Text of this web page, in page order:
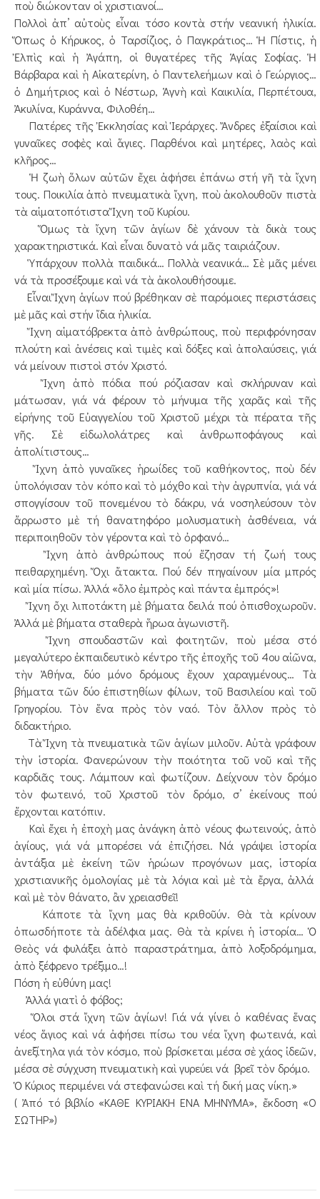
ποὺ διώκονταν οἱ χριστιανοί…
Πολλοὶ ἀπ’ αὐτοὺς εἶναι τόσο κοντὰ στήν νεανική ἡλικία.
Ὅπως ὁ Κήρυκος, ὁ Ταρσίζιος, ὁ Παγκράτιος… Ἡ Πίστις, ἡ
Ἐλπὶς καὶ ἡ Ἀγάπη, οἱ θυγατέρες τῆς Ἁγίας Σοφίας. Ἡ
Βάρβαρα καὶ ἡ Αἰκατερίνη, ὁ Παντελεήμων καὶ ὁ Γεώργιος…
ὁ Δημήτριος καὶ ὁ Νέστωρ, Ἁγνὴ καὶ Καικιλία, Περπέτουα,
Ἀκυλίνα, Κυράννα, Φιλοθέη…
Πατέρες τῆς Ἐκκλησίας καὶ Ἱεράρχες. Ἄνδρες ἐξαίσιοι καὶ
γυναῖκες σοφὲς καὶ ἅγιες. Παρθένοι καὶ μητέρες, λαὸς καὶ
κλῆρος…
Ἡ ζωὴ ὅλων αὐτῶν ἔχει ἀφήσει ἐπάνω στή γῆ τὰ ἴχνη
τους. Ποικιλία ἀπὸ πνευματικὰ ἴχνη, ποὺ ἀκολουθοῦν πιστὰ
τὰ αἱματοπότιστα Ἴχνη τοῦ Κυρίου.
Ὅμως τὰ ἴχνη τῶν ἁγίων δὲ χάνουν τὰ δικὰ τους
χαρακτηριστικά. Καὶ εἶναι δυνατὸ νά μᾶς ταιριάζουν.
Ὑπάρχουν πολλὰ παιδικά… Πολλὰ νεανικά… Σὲ μᾶς μένει
νά τὰ προσέξουμε καὶ νά τὰ ἀκολουθήσουμε.
Εἶναι Ἴχνη ἁγίων πού βρέθηκαν σὲ παρόμοιες περιστάσεις
μὲ μᾶς καὶ στήν ἴδια ἡλικία.
Ἴχνη αἱματόβρεκτα ἀπὸ ἀνθρώπους, ποὺ περιφρόνησαν
πλούτη καὶ ἀνέσεις καὶ τιμὲς καὶ δόξες καὶ ἀπολαύσεις, γιά
νά μείνουν πιστοὶ στόν Χριστό.
Ἴχνη ἀπὸ πόδια πού ρόζιασαν καὶ σκλήρυναν καὶ
μάτωσαν, γιά νά φέρουν τὸ μήνυμα τῆς χαρᾶς καὶ τῆς
εἰρήνης τοῦ Εὐαγγελίου τοῦ Χριστοῦ μέχρι τὰ πέρατα τῆς
γῆς. Σὲ εἰδωλολάτρες καὶ ἀνθρωποφάγους καὶ
ἀπολίτιστους…
Ἴχνη ἀπὸ γυναῖκες ἡρωίδες τοῦ καθήκοντος, ποὺ δέν
ὑπολόγισαν τὸν κόπο καὶ τὸ μόχθο καὶ τὴν ἀγρυπνία, γιά νά
σπογγίσουν τοῦ πονεμένου τὸ δάκρυ, νά νοσηλεύσουν τὸν
ἄρρωστο μὲ τή θανατηφόρο μολυσματικὴ ἀσθένεια, νά
περιποιηθοῦν τὸν γέροντα καὶ τὸ ὀρφανό…
Ἴχνη ἀπὸ ἀνθρώπους πού ἔζησαν τή ζωή τους
πειθαρχημένη. Ὄχι ἄτακτα. Πού δέν πηγαίνουν μία μπρός
καὶ μία πίσω. Ἀλλά «ὅλο ἐμπρὸς καὶ πάντα ἐμπρός»!
Ἴχνη ὄχι λιποτάκτη μὲ βήματα δειλά πού ὀπισθοχωροῦν.
Ἀλλά μὲ βήματα σταθερὰ ἥρωα ἀγωνιστῆ.
Ἴχνη σπουδαστῶν καὶ φοιτητῶν, ποὺ μέσα στό
μεγαλύτερο ἐκπαιδευτικὸ κέντρο τῆς ἐποχῆς τοῦ 4ου αἰῶνα,
τὴν Ἀθήνα, δύο μόνο δρόμους ἔχουν χαραγμένους… Τὰ
βήματα τῶν δύο ἐπιστηθίων φίλων, τοῦ Βασιλείου καὶ τοῦ
Γρηγορίου. Τὸν ἕνα πρὸς τὸν ναό. Τὸν ἄλλον πρὸς τὸ
διδακτήριο.
Τὰ Ἴχνη τὰ πνευματικὰ τῶν ἁγίων μιλοῦν. Αὐτὰ γράφουν
τὴν ἱστορία. Φανερώνουν τὴν ποιότητα τοῦ νοῦ καὶ τῆς
καρδιᾶς τους. Λάμπουν καὶ φωτίζουν. Δείχνουν τὸν δρόμο
τὸν φωτεινό, τοῦ Χριστοῦ τὸν δρόμο, σ’ ἐκείνους πού
ἔρχονται κατόπιν.
Καὶ ἔχει ἡ ἐποχὴ μας ἀνάγκη ἀπὸ νέους φωτεινούς, ἀπὸ
ἁγίους, γιά νά μπορέσει νά ἐπιζήσει. Νά γράψει ἱστορία
ἀντάξια μὲ ἐκείνη τῶν ἡρώων προγόνων μας, ἱστορία
χριστιανικῆς ὁμολογίας μὲ τὰ λόγια καὶ μὲ τὰ ἔργα, ἀλλά
καὶ μὲ τὸν θάνατο, ἂν χρειασθεῖ!
Κάποτε τὰ ἴχνη μας θὰ κριθοῦύν. Θὰ τὰ κρίνουν
ὁπωσδήποτε τὰ ἀδέλφια μας. Θὰ τὰ κρίνει ἡ ἱστορία… Ὁ
Θεὸς νά φυλάξει ἀπὸ παραστράτημα, ἀπὸ λοξοδρόμημα,
ἀπὸ ξέφρενο τρέξιμο…!
Πόση ἡ εὐθύνη μας!
Ἀλλά γιατὶ ὁ φόβος;
Ὅλοι στά ἴχνη τῶν ἁγίων! Γιά νά γίνει ὁ καθένας ἕνας
νέος ἅγιος καὶ νά ἀφήσει πίσω του νέα ἴχνη φωτεινά, καὶ
ἀνεξίτηλα γιά τὸν κόσμο, ποὺ βρίσκεται μέσα σὲ χάος ἰδεῶν,
μέσα σὲ σύγχυση πνευματικὴ καὶ γυρεύει νά βρεῖ τὸν δρόμο.
Ὁ Κύριος περιμένει νά στεφανώσει καὶ τή δική μας νίκη.»
( Ἀπό τό βιβλίο «ΚΑΘΕ ΚΥΡΙΑΚΗ ΕΝΑ ΜΗΝΥΜΑ», ἔκδοση «Ο
ΣΩΤΗΡ»)